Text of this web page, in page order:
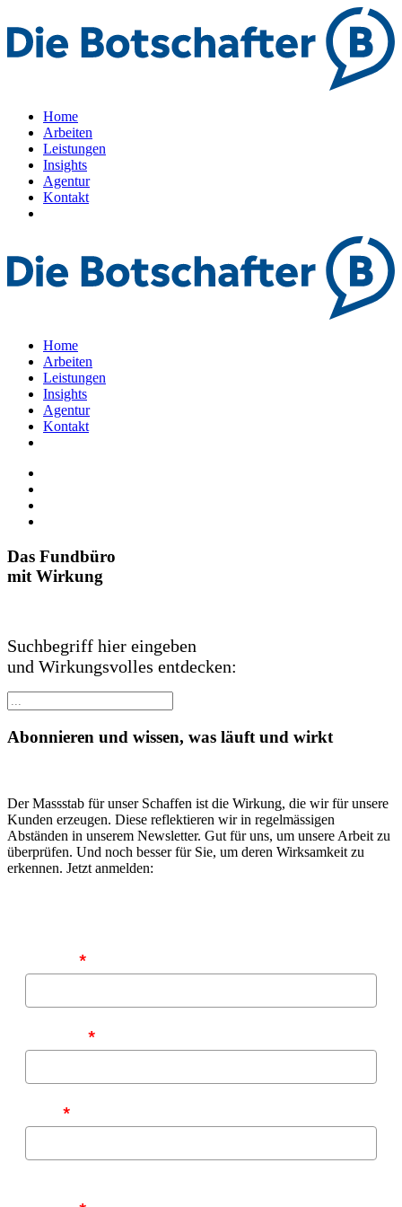
Home
Arbeiten
Leistungen
Insights
Agentur
Kontakt
Home
Arbeiten
Leistungen
Insights
Agentur
Kontakt
Das Fundbüro
mit Wirkung
Suchbegriff hier eingeben
und Wirkungsvolles entdecken:
Abonnieren und wissen, was läuft und wirkt
Der Massstab für unser Schaffen ist die Wirkung, die wir für unsere
Kunden erzeugen. Diese reflektieren wir in regelmässigen
Abständen in unserem Newsletter. Gut für uns, um unsere Arbeit zu
überprüfen. Und noch besser für Sie, um deren Wirksamkeit zu
erkennen. Jetzt anmelden:
*
*
*